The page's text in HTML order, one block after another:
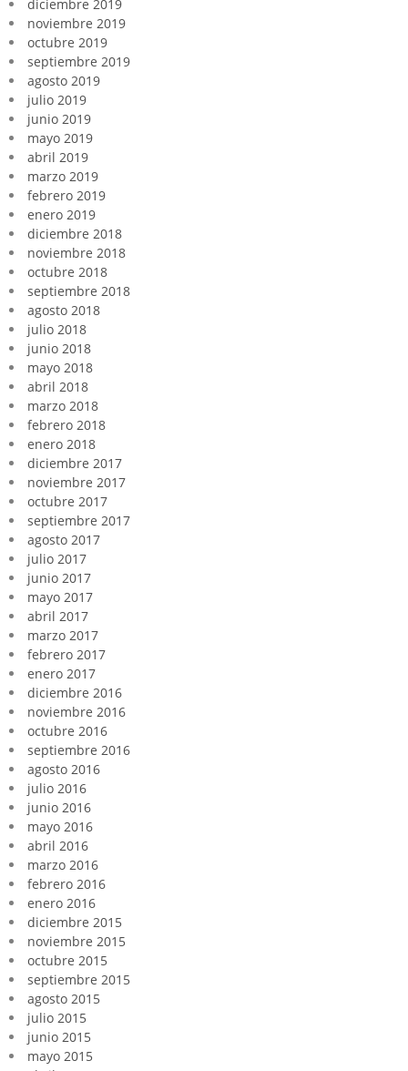
diciembre 2019
noviembre 2019
octubre 2019
septiembre 2019
agosto 2019
julio 2019
junio 2019
mayo 2019
abril 2019
marzo 2019
febrero 2019
enero 2019
diciembre 2018
noviembre 2018
octubre 2018
septiembre 2018
agosto 2018
julio 2018
junio 2018
mayo 2018
abril 2018
marzo 2018
febrero 2018
enero 2018
diciembre 2017
noviembre 2017
octubre 2017
septiembre 2017
agosto 2017
julio 2017
junio 2017
mayo 2017
abril 2017
marzo 2017
febrero 2017
enero 2017
diciembre 2016
noviembre 2016
octubre 2016
septiembre 2016
agosto 2016
julio 2016
junio 2016
mayo 2016
abril 2016
marzo 2016
febrero 2016
enero 2016
diciembre 2015
noviembre 2015
octubre 2015
septiembre 2015
agosto 2015
julio 2015
junio 2015
mayo 2015